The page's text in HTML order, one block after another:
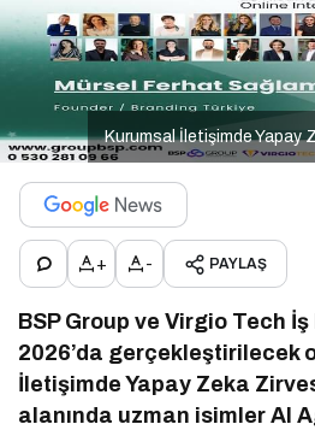
Kurumsal İletişimde Yapay
+ - PAYLAŞ
BSP Group ve Virgio Tech
2026’da gerçekleştirilecek
İletişimde Yapay Zeka
alanında uzman isimler AI